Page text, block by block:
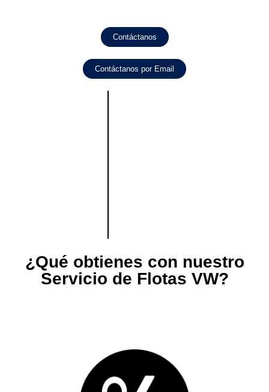
Contáctanos
Contáctanos por Email
¿Qué obtienes con nuestro
Servicio de Flotas VW?